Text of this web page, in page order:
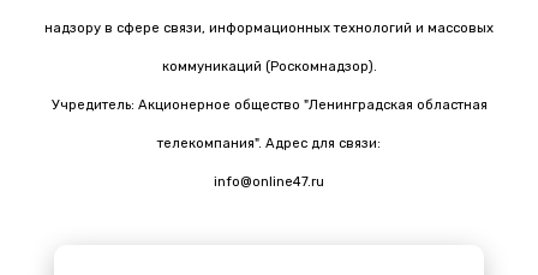
надзору в сфере связи, информационных технологий и массовых
коммуникаций (Роскомнадзор).
Учредитель: Акционерное общество "Ленинградская областная
телекомпания". Адрес для связи:
info@online47.ru